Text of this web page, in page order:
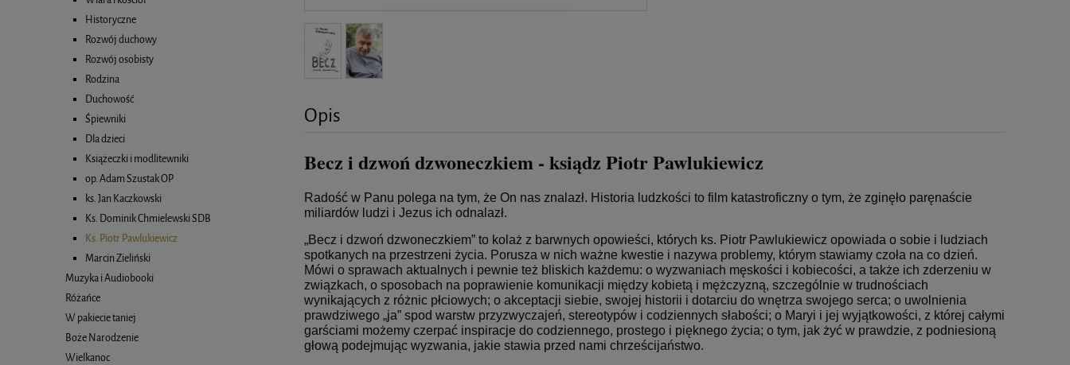
Historyczne
Rozwój duchowy
Rozwój osobisty
Rodzina
Duchowość
Śpiewniki
Dla dzieci
Książeczki i modlitewniki
op. Adam Szustak OP
ks. Jan Kaczkowski
Ks. Dominik Chmielewski SDB
Ks. Piotr Pawlukiewicz
Marcin Zieliński
Muzyka i Audiobooki
Różańce
W pakiecie taniej
Boże Narodzenie
Wielkanoc
Opis
Becz i dzwoń dzwoneczkiem - ksiądz Piotr Pawlukiewicz
Radość w Panu polega na tym, że On nas znalazł. Historia ludzkości to film katastroficzny o tym, że zginęło paręnaście
miliardów ludzi i Jezus ich odnalazł.
„Becz i dzwoń dzwoneczkiem” to kolaż z barwnych opowieści, których ks. Piotr Pawlukiewicz opowiada o sobie i ludziach
spotkanych na przestrzeni życia. Porusza w nich ważne kwestie i nazywa problemy, którym stawiamy czoła na co dzień.
Mówi o sprawach aktualnych i pewnie też bliskich każdemu: o wyzwaniach męskości i kobiecości, a także ich zderzeniu w
związkach, o sposobach na poprawienie komunikacji między kobietą i mężczyzną, szczególnie w trudnościach
wynikających z różnic płciowych; o akceptacji siebie, swojej historii i dotarciu do wnętrza swojego serca; o uwolnienia
prawdziwego „ja” spod warstw przyzwyczajeń, stereotypów i codziennych słabości; o Maryi i jej wyjątkowości, z której całymi
garściami możemy czerpać inspiracje do codziennego, prostego i pięknego życia; o tym, jak żyć w prawdzie, z podniesioną
głową podejmując wyzwania, jakie stawia przed nami chrześcijaństwo.